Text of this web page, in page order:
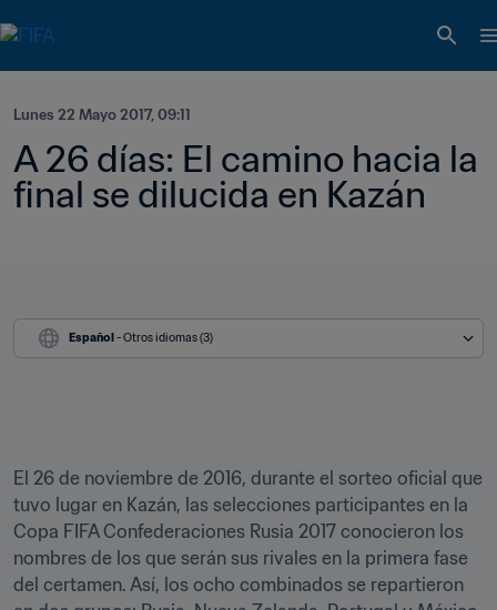
Lunes 22 Mayo 2017, 09:11
A 26 días: El camino hacia la
final se dilucida en Kazán
Español - Otros idiomas (3)
El 26 de noviembre de 2016, durante el sorteo oficial que
tuvo lugar en Kazán, las selecciones participantes en la
Copa FIFA Confederaciones Rusia 2017 conocieron los
nombres de los que serán sus rivales en la primera fase
del certamen. Así, los ocho combinados se repartieron